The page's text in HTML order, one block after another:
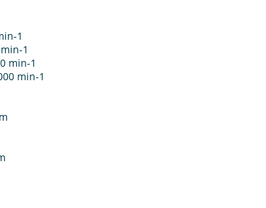
1
1
min-1
min-1